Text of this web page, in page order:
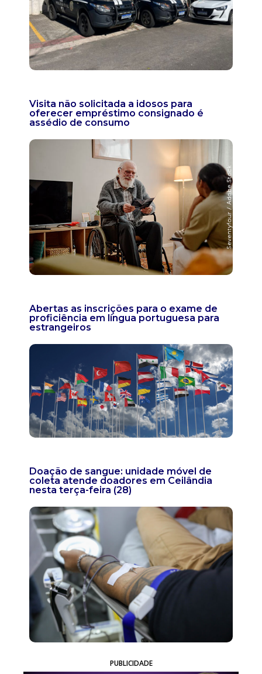
Visita não solicitada a idosos para
oferecer empréstimo consignado é
assédio de consumo
Abertas as inscrições para o exame de
proficiência em língua portuguesa para
estrangeiros
Doação de sangue: unidade móvel de
coleta atende doadores em Ceilândia
nesta terça-feira (28)
PUBLICIDADE